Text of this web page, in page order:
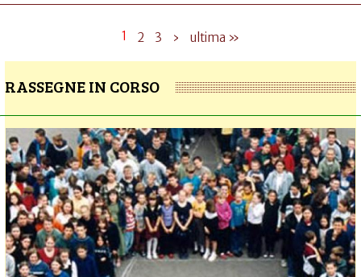
1 2 3 › ultima »
RASSEGNE IN CORSO